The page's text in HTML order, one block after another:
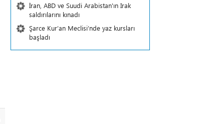
İran, ABD ve Suudi Arabistan'ın Irak
saldırılarını kınadı
Şarce Kur’an Meclisi’nde yaz kursları
başladı